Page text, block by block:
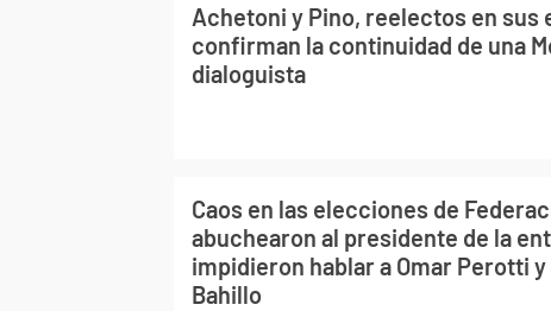
Achetoni y Pino, reelectos en sus
confirman la continuidad de una
dialoguista
Caos en las elecciones de
abuchearon al presidente de la
impidieron hablar a Omar Perotti
Bahillo